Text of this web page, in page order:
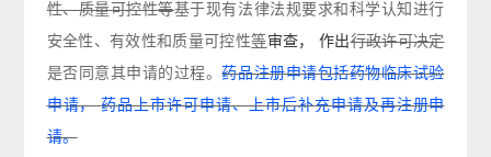
性、质量可控性等基于现有法律法规要求和科学认知进行
安全性、有效性和质量可控性等审查， 作出行政许可决定
是否同意其申请的过程。药品注册申请包括药物临床试验
申请， 药品上市许可申请、上市后补充申请及再注册申
请。